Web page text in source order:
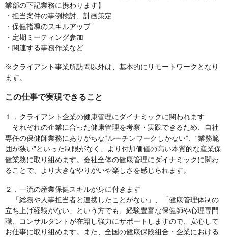
業部の下記業務に携わります】
・担当案件の事例検討、計画策定
・保健指導のスキルアップ
・定期ミーティング参加
・関連する事務作業など
※クライアント事業所訪問以外は、基本的にリモートワークとなり
ます。
この仕事で実現できること
１．クライアント企業の健康管理にダイナミックに関われます
それぞれの企業に合った健康管理を考察・実践できるため、自社
専任の保健師業務にありがちな“ルーチンワークしかない”、“業務範
囲が狭い”といった制限がなく、より付加価値の高い本質的な産業保
健業務に取り組めます。会社全体の健康管理にダイナミックに関わ
ることで、より大きなやりがいや楽しさを感じられます。
２．一流の産業保健スキルが身に付きます
「総務や人事担当者と連携したことがない」、「健康管理体制の
立ち上げ経験がない」という方でも、経験豊富な保健師や心理専門
職、コンサルタントが在籍し強力にサポートしますので、安心して
お仕事に取り組めます。また、全国の健康保険組合・企業における